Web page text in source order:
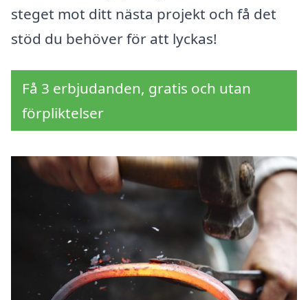
steget mot ditt nästa projekt och få det
stöd du behöver för att lyckas!
Få 3 erbjudanden, gratis och utan
förpliktelser